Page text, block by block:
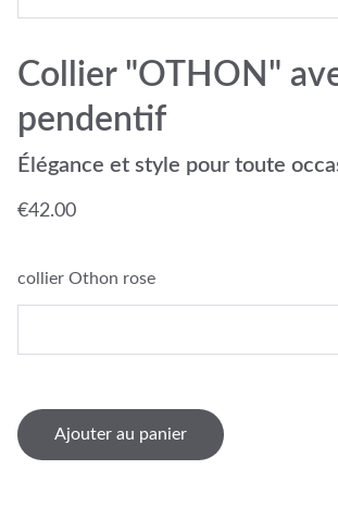
Collier "OTHON"
pendentif
Élégance et style pour toute
€42.00
collier Othon rose
Ajouter au panier